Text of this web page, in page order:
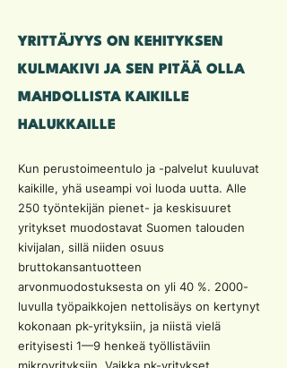
YRITTÄJYYS ON KEHITYKSEN
KULMAKIVI JA SEN PITÄÄ OLLA
MAHDOLLISTA KAIKILLE
HALUKKAILLE
Kun perustoimeentulo ja -palvelut kuuluvat
kaikille, yhä useampi voi luoda uutta. Alle
250 työntekijän pienet- ja keskisuuret
yritykset muodostavat Suomen talouden
kivijalan, sillä niiden osuus
bruttokansantuotteen
arvonmuodostuksesta on yli 40 %. 2000-
luvulla työpaikkojen nettolisäys on kertynyt
kokonaan pk-yrityksiin, ja niistä vielä
erityisesti 1—9 henkeä työllistäviin